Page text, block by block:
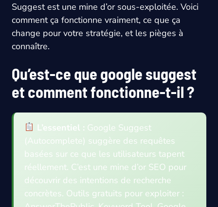
Suggest est une mine d’or sous-exploitée. Voici
comment ça fonctionne vraiment, ce que ça
change pour votre stratégie, et les pièges à
connaître.
Qu’est-ce que google suggest
et comment fonctionne-t-il ?
L’essentiel : Google Suggest
(Autocomplete) suggère des requêtes
basées sur ce que les utilisateurs tapent
réellement. C’est une mine d’or SEO pour
découvrir des intentions de recherche
concrètes. Outils gratuits pour exploiter :